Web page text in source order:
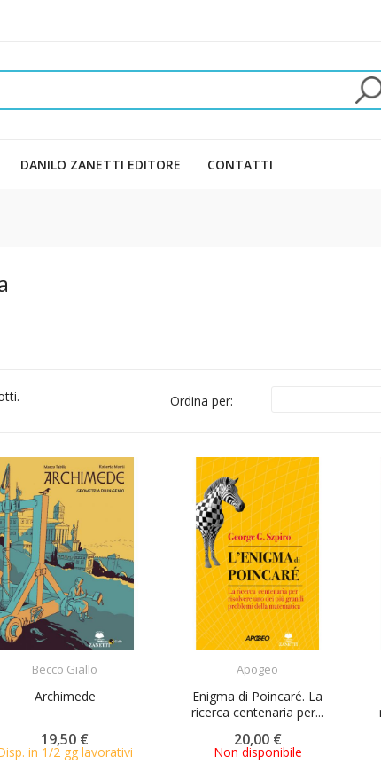
DANILO ZANETTI EDITORE CONTATTI
Ordina per:
Becco Giallo
Archimede
19,50 €
in 1/2 gg lavorativi
Apogeo
Enigma di Poincaré. La
ricerca centenaria per...
20,00 €
Non disponibile